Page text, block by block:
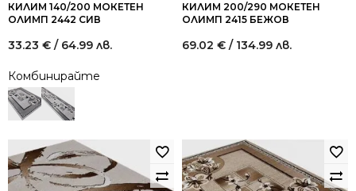
КИЛИМ 140/200 МОКЕТЕН
ОЛИМП 2442 СИВ
33.23 € / 64.99 лв.
Комбинирайте
КИЛИМ 200/290 МОКЕТЕН
ОЛИМП 2415 БЕЖОВ
69.02 € / 134.99 лв.